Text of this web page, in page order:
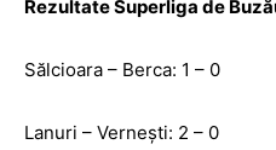
Rezultate Superliga de
Sălcioara – Berca: 1 – 0
Lanuri – Vernești: 2 – 0